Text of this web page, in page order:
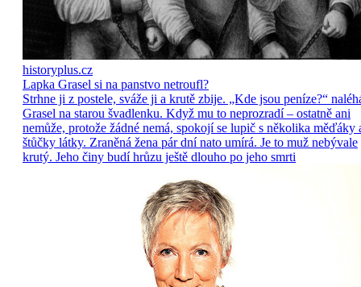
historyplus.cz
Lapka Grasel si na panstvo netroufl?
Strhne ji z postele, sváže ji a krutě zbije. „Kde jsou peníze?“
Grasel na starou švadlenku. Když mu to neprozradí – ostatně ani
nemůže, protože žádné nemá, spokojí se lupič s několika měďáky
štůčky látky. Zraněná žena pár dní nato umírá. Je to muž nebývale
krutý. Jeho činy budí hrůzu ještě dlouho po jeho smrti